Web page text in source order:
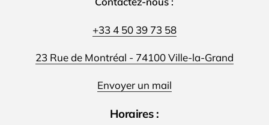
+33 4 50 39 73 58
23 Rue de Montréal - 74100 Ville-la-Grand
Envoyer un mail
Horaires :